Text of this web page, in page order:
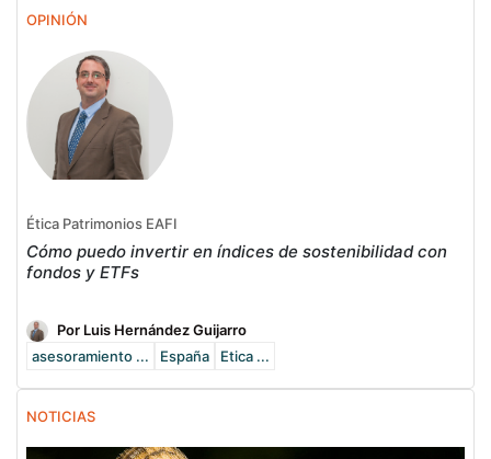
OPINIÓN
Ética Patrimonios EAFI
Cómo puedo invertir en índices de sostenibilidad con
fondos y ETFs
Por Luis Hernández Guijarro
asesoramiento ...
España Etica ...
NOTICIAS